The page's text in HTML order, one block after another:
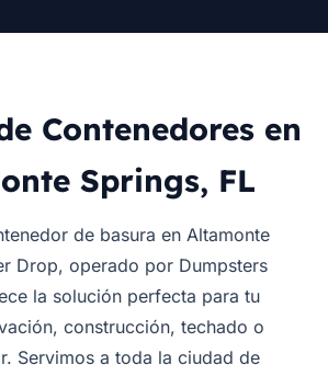
Contenedores en
Springs, FL
de basura en Altamonte
Drop, operado por Dumpsters
la solución perfecta para tu
construcción, techado o
Servimos a toda la ciudad de